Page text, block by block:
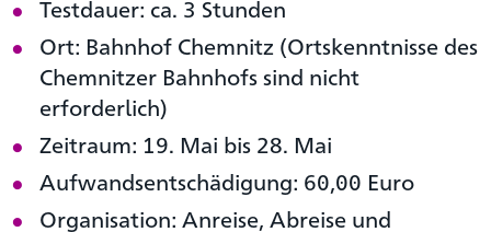
Testdauer: ca. 3 Stunden
Ort: Bahnhof Chemnitz (Ortskenntnisse des
Chemnitzer Bahnhofs sind nicht
erforderlich)
Zeitraum: 19. Mai bis 28. Mai
Aufwandsentschädigung: 60,00 Euro
Organisation: Anreise, Abreise und